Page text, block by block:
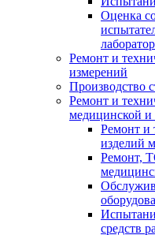
Оценка
Ремонт и
измерений
Производство
Ремонт и
медицинской и
Ремонт и
изделий
Ремонт,
средств